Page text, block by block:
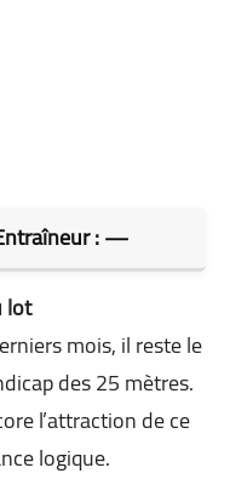
: —
lot
mois, il reste le
des 25 mètres.
l’attraction de ce
logique.